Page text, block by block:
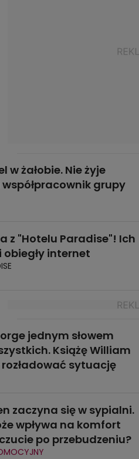
w żałobie. Nie żyje
grupy
z "Hotelu Paradise"! Ich
obiegły internet
jednym słowem
Książę William
rozładować sytuację
zaczyna się w sypialni.
wpływa na komfort
po przebudzeniu?